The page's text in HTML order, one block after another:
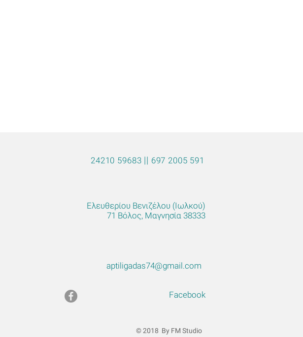
24210 59683 || 697 2005 591
Ελευθερίου Βενιζέλου (Ιωλκού)
71 Βόλος, Μαγνησία 38333
aptiligadas74@gmail.com
Facebook
© 2018 By FM Studio